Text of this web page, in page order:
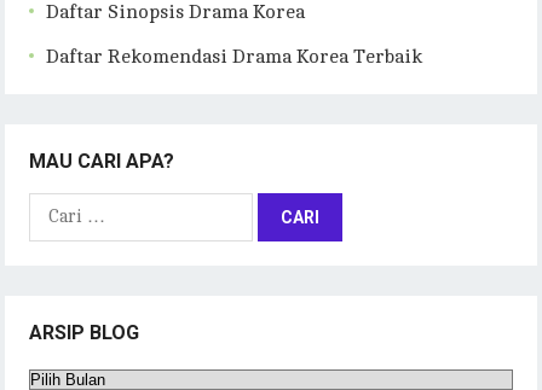
Daftar Sinopsis Drama Korea
Daftar Rekomendasi Drama Korea Terbaik
MAU CARI APA?
Cari
ARSIP BLOG
Arsip